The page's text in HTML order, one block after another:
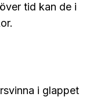
tid kan de i
i glappet